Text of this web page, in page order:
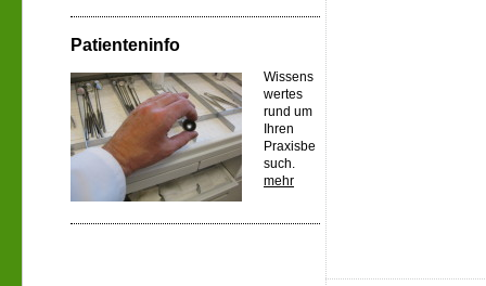
Patienteninfo
Wissens
wertes
rund um
Ihren
Praxisbe
such.
mehr